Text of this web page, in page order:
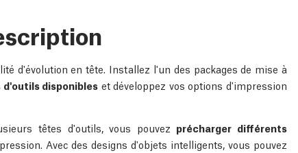
d'évolution en tête. Installez l'un des packages de mise à
disponibles et développez vos options d'impression
têtes d'outils, vous pouvez précharger différents
Avec des designs d'objets intelligents, vous pouvez